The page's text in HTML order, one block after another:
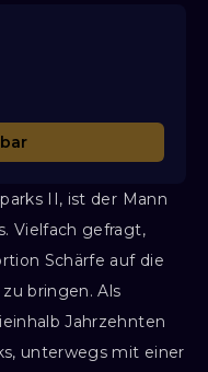
II, ist der Mann
Vielfach gefragt,
Schärfe auf die
bringen. Als
Jahrzehnten
unterwegs mit einer